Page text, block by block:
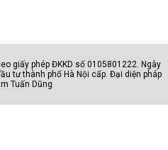
giấy phép ĐKKD số 0105801222. Ngày
tư thành phố Hà Nội cấp. Đại diện pháp
Tuấn Dũng